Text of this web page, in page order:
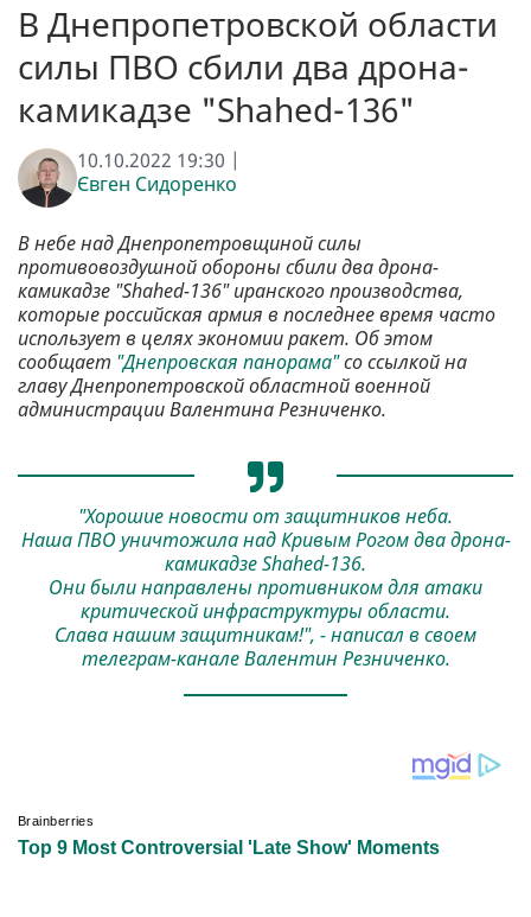
В Днепропетровской области
силы ПВО сбили два дрона-
камикадзе "Shahed-136"
10.10.2022 19:30 |
Євген Сидоренко
В небе над Днепропетровщиной силы
противовоздушной обороны сбили два дрона-
камикадзе "Shahed-136" иранского производства,
которые российская армия в последнее время часто
использует в целях экономии ракет. Об этом
сообщает "Днепровская панорама"со ссылкой на
главу Днепропетровской областной военной
администрации Валентина Резниченко.
"Хорошие новости от защитников неба.
Наша ПВО уничтожила над Кривым Рогом два дрона-
камикадзе Shahed-136.
Они были направлены противником для атаки
критической инфраструктуры области.
Слава нашим защитникам!", - написал в своем
телеграм-канале Валентин Резниченко.